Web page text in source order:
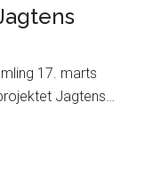
17. marts
Jagtens…